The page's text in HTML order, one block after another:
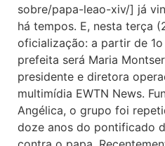
sobre/papa-leao-xiv/] já
há tempos. E, nesta terça
oficialização: a partir de
prefeita será Maria
presidente e diretora
multimídia EWTN News.
Angélica, o grupo foi
doze anos do pontificado